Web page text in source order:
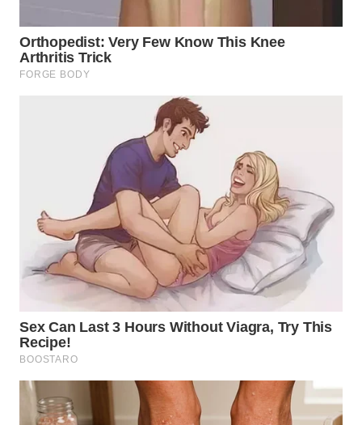
WN DELI
SERDANG
PAKPAK
WN
KARAWANG
WN
BEKASI
WN
BOGOR